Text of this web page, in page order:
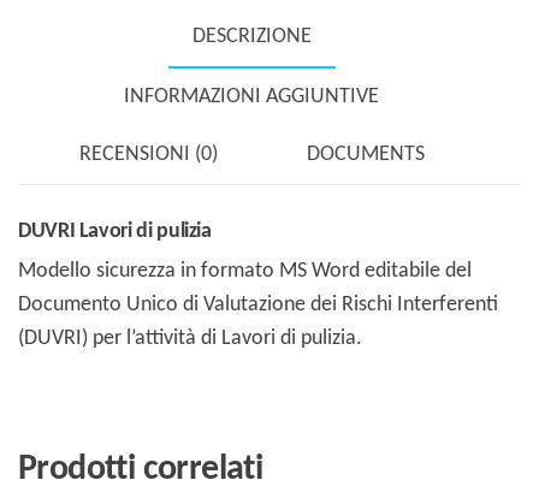
DESCRIZIONE
INFORMAZIONI AGGIUNTIVE
RECENSIONI (0) DOCUMENTS
DUVRI Lavori di pulizia
Modello sicurezza in formato MS Word editabile del
Documento Unico di Valutazione dei Rischi Interferenti
(DUVRI) per l’attività di Lavori di pulizia.
Prodotti correlati